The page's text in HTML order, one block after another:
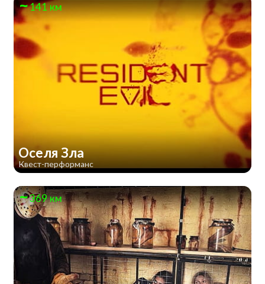
141 км
Оселя Зла
Квест-перформанс
369 км